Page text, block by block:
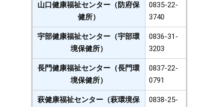
山口健康福祉センター（防府保
健所）
0835-22-
3740
宇部健康福祉センター（宇部環
境保健所）
0836-31-
3203
長門健康福祉センター（長門環
境保健所）
0837-22-
0791
萩健康福祉センター（萩環境保
0838-25-